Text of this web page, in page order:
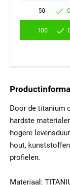
50
100
Door de titanium
hardste
hogere
hout,
profielen.
Materiaal: